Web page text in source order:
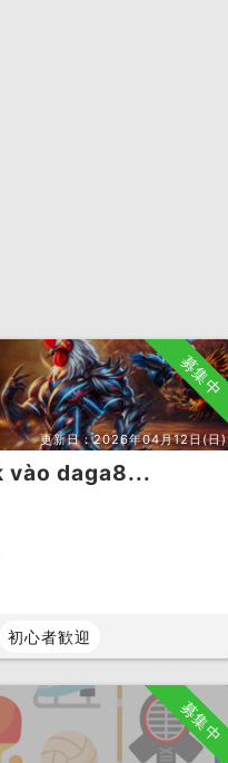
募集中
更新日：2026年04月12日(日)
vào daga8...
初心者歓迎
募集中